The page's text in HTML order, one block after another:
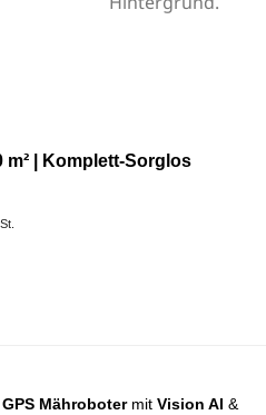
m² | Komplett-Sorglos
GPS Mährobotermit Vision AI &